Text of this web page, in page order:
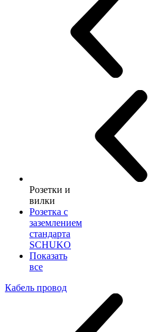
Розетки и
вилки
Розетка с
заземлением
стандарта
SCHUKO
Показать
все
Кабель провод